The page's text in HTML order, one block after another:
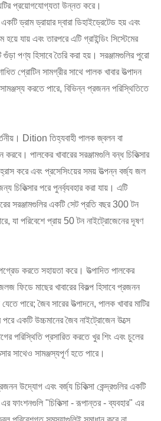
প্রয়োগযোগ্যতা উন্নত করে।
ড্রাম ড্রায়ার দ্বারা ডিহাইড্রেটেড হয় এবং
যায় এবং তারপরে এটি গ্রাইন্ডিং সিস্টেমের
পণ্য হিসাবে তৈরি করা হয়। সরঞ্জামগুলির পুরো
প্রোটিন সামগ্রীর সাথে পালক খাবার উত্পাদন
সামঞ্জস্য করতে পারে, বিভিন্ন প্রজনন পরিস্থিতিতে
Dition তিহ্যবাহী পালক জ্বলন বা
পালকের খাবারের সরঞ্জামগুলি বন্ধ চিকিত্সার
হ্রাস করে এবং প্রসেসিংয়ের সময় উত্পন্ন বর্জ্য জল
চিকিত্সার পরে পুনর্ব্যবহার করা যায়। এটি
সরঞ্জামগুলির একটি সেট প্রতি বছর 300 টন
যা পরিবেশে প্রায় 50 টন নাইট্রোজেনের দূষণ
করতে সহায়তা করে। উত্পাদিত পালকের
ফিডে মাছের খাবারের বিকল্প হিসাবে প্রজনন
পারে; জৈব সারের উত্পাদনে, পালক খাবার মাটির
একটি উচ্চমানের জৈব নাইট্রোজেন উত্সে
পরিস্থিতি প্রসারিত করতে খুর শিং এবং চুলের
সাথেও সামঞ্জস্যপূর্ণ হতে পারে।
উদ্যোগ এবং বর্জ্য চিকিত্সা কেন্দ্রগুলির একটি
এর ফাংশনগুলি "চিকিত্সা - রূপান্তর - ব্যবহার" এর